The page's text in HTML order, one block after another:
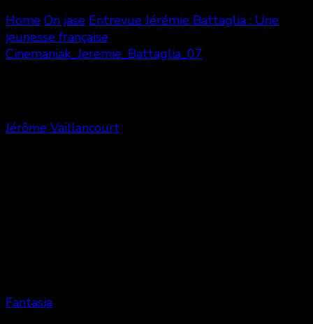
Home On jase Entrevue Jérémie Battaglia : Une
jeunesse française
Cinemaniak_Jeremie_Battaglia_07
Jérôme Vaillancourt
Fantasia